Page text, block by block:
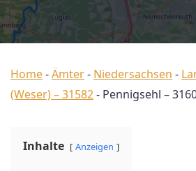
Home-Ämter- Niedersachsen -
(Weser) – 31582- Pennigsehl –
Inhalte Anzeigen